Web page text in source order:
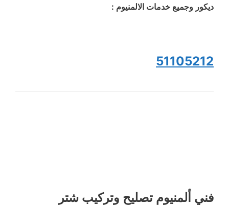
ديكور وجميع خدمات الالمنيوم :
51105212
فني ألمنيوم تصليح وتركيب شتر